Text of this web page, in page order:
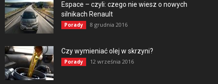
Espace – czyli: czego nie wiesz o nowych
silnikach Renault
Porady 8 grudnia 2016
Czy wymieniać olej w skrzyni?
Porady 12 września 2016